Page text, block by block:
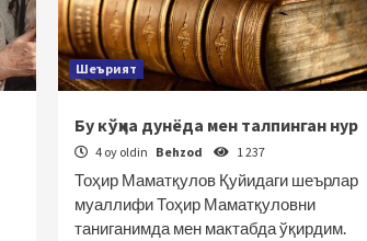
Шеърият
Бу кўҳна дунёда мен талпинган нур
4 oy oldin Behzod 1 237
Тоҳир Маматқулов Қуйидаги шеърлар
муаллифи Тоҳир Маматқуловни
таниганимда мен мактабда ўқирдим.